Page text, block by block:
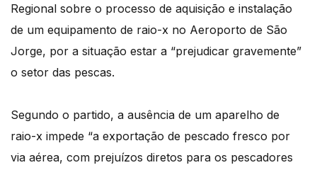
Regional sobre o processo de aquisição e instalação
de um equipamento de raio-x no Aeroporto de São
Jorge, por a situação estar a “prejudicar gravemente”
o setor das pescas.
Segundo o partido, a ausência de um aparelho de
raio-x impede “a exportação de pescado fresco por
via aérea, com prejuízos diretos para os pescadores